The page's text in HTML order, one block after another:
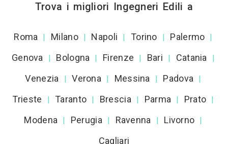
Trova i migliori Ingegneri Edili a
Roma | Milano | Napoli | Torino | Palermo |
Genova | Bologna | Firenze | Bari | Catania |
Venezia | Verona | Messina | Padova |
Trieste | Taranto | Brescia | Parma | Prato |
Modena | Perugia | Ravenna | Livorno |
Cagliari